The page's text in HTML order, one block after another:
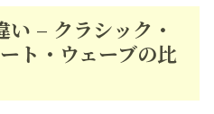
– クラシック・
ト・ウェーブの比